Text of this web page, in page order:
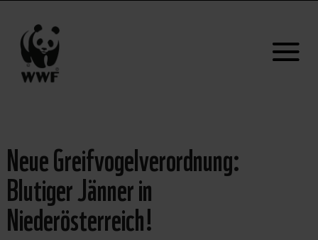
Neue Greifvogelverordnung:
Blutiger Jänner in
Niederösterreich!